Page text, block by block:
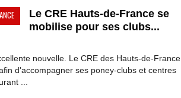
Le CRE Hauts-de-France se
mobilise pour ses clubs...
nouvelle. Le CRE des Hauts-de-France
d'accompagner ses poney-clubs et centres
...